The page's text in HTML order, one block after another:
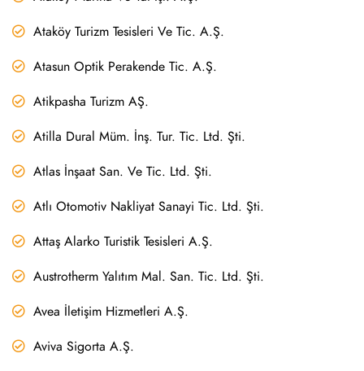
Ataköy Turizm Tesisleri Ve Tic. A.Ş.
Atasun Optik Perakende Tic. A.Ş.
Atikpasha Turizm AŞ.
Atilla Dural Müm. İnş. Tur. Tic. Ltd. Şti.
Atlas İnşaat San. Ve Tic. Ltd. Şti.
Atlı Otomotiv Nakliyat Sanayi Tic. Ltd. Şti.
Attaş Alarko Turistik Tesisleri A.Ş.
Austrotherm Yalıtım Mal. San. Tic. Ltd. Şti.
Avea İletişim Hizmetleri A.Ş.
Aviva Sigorta A.Ş.